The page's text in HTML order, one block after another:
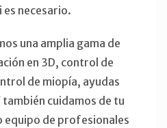
necesario.
una amplia gama de
en 3D, control de
de miopía, ayudas
cuidamos de tu
equipo de profesionales